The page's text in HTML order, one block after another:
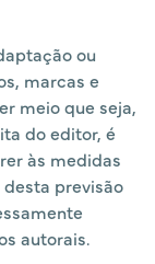
ou
marcas e
meio que seja,
do editor, é
às medidas
previsão
autorais.